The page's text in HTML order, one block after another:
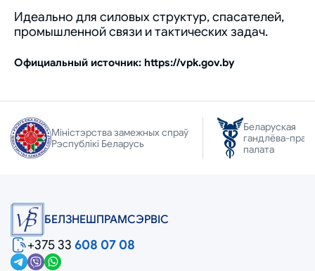
Идеально для силовых структур, спасателей,
промышленной связи и тактических задач.
Официальный источник: https://vpk.gov.by
Міністэрства замежных спраў
Рэспублікі Беларусь
Беларуская
гандлёва-
палата
БЕЛЗНЕШПРАМСЭРВIС
+375 33 608 07 08